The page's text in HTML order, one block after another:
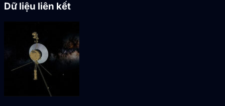
Dữ liệu liên kết